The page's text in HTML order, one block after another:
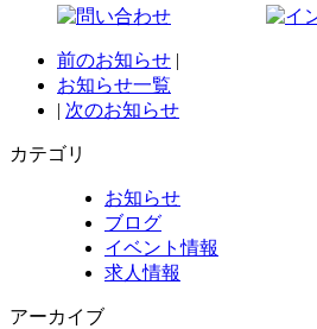
前のお知らせ |
お知らせ一覧
| 次のお知らせ
カテゴリ
お知らせ
ブログ
イベント情報
求人情報
アーカイブ